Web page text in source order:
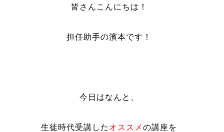
皆さんこんにちは！
担任助手の濱本です！
今日はなんと、
生徒時代受講した オススメの講座を